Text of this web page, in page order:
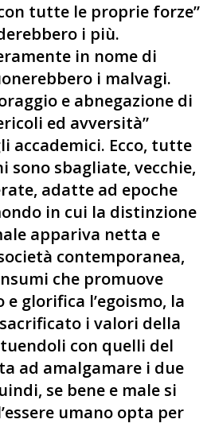
tutte le proprie forze”
i più.
in nome di
i malvagi.
e abnegazione di
ed avversità”
accademici. Ecco, tutte
sono sbagliate, vecchie,
adatte ad epoche
in cui la distinzione
appariva netta e
contemporanea,
che promuove
e glorifica l’egoismo, la
i valori della
con quelli del
ad amalgamare i due
se bene e male si
umano opta per